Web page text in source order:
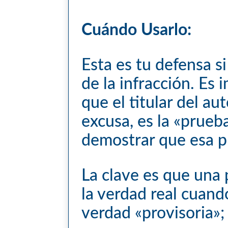
Cuándo Usarlo:
Esta es tu defensa
de la infracción. Es
que el titular del
excusa, es la
demostrar que esa
La clave es que
la verdad real
verdad